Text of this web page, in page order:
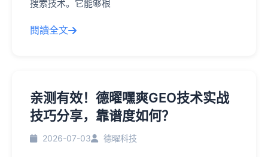
搜索技术。它能够根
閱讀全文
亲测有效！德曜嘿爽GEO技术实战
技巧分享，靠谱度如何？
2026-07-03 德曜科技